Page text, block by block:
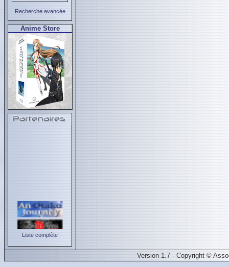
Recherche avancée
Anime Store
Liste complète
Version 1.7 - Copyright ©